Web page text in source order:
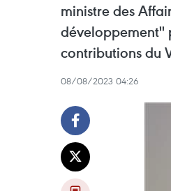
ministre des
développement''
contributions du
08/08/2023 04:26